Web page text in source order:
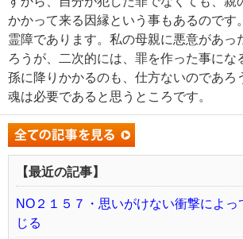
かかって来る因縁という事もあるのです
霊障であります。私の母親に悪意があっ
ろうが、二次的には、罪を作った事にな
孫に降りかかるのも、仕方ないのであろ
魂は必要であると思うところです。
【最近の記事】
NO２１５７・思いがけない衝撃によっ
じる